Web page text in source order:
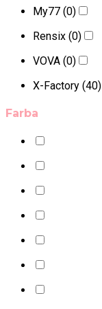
My77 (0)
Rensix (0)
VOVA (0)
X-Factory (40)
Farba